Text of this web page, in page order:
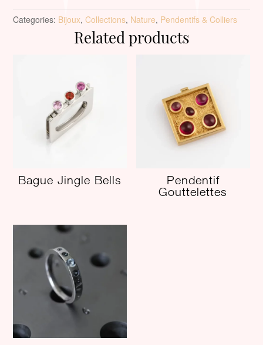
Categories: Bijoux,Collections, Nature, Pendentifs & Colliers
Related products
Bague Jingle Bells
Pendentif
Gouttelettes